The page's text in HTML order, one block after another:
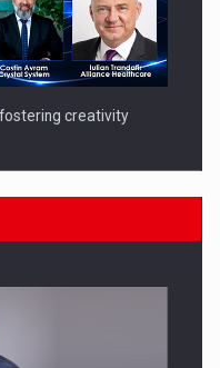
fostering creativity